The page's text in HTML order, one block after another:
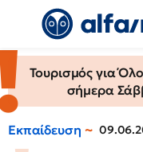
Τουρισμός για
σήμερα
Εκπαίδευση